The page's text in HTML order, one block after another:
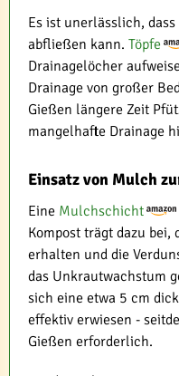
Es ist unerlässlich,
abfließen kann. Töpfe
Drainagelöcher
Drainage von großer
Gießen längere Zeit
mangelhafte Drainage
Einsatz von Mulch
Eine Mulchschicht
Kompost trägt dazu
erhalten und die
das Unkrautwachstum
sich eine etwa 5 cm
effektiv erwiesen -
Gießen erforderlich.